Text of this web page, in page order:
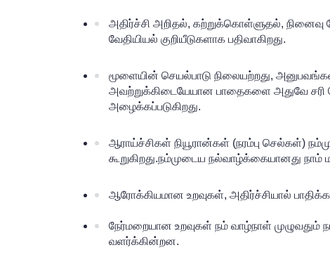
அதிர்ச்சி அறிதல், கற்றுக்கொள்ளுதல், நினைவு
வேதியியல் குறியீடுகளாக பதிவாகிறது.
மூளையின் செயல்பாடு நிலையற்றது,
அவற்றுக்கிடையேயான பாதைகளை அதுவே சரி
அழைக்கப்படுகிறது.
ஆராய்ச்சிகள் நியூரான்கள் (நரம்பு செல்கள்)
கூறுகிறது.நம்முடைய நல்வாழ்க்கையானது
ஆரோக்கியமான உறவுகள், அதிர்ச்சியால்
நேர்மறையான உறவுகள் நம் வாழ்நாள்
வளர்க்கின்றன.